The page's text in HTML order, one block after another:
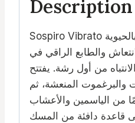
Description
Sospiro Vibrato عطر فاخر ينبض بالحيوية
والطابع الراقي في
من أول رشة. يفتتح
والبرغموت المنعشة، ثم
من الياسمين والأعشاب
قاعدة دافئة من المسك